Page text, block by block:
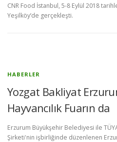
CNR Food İstanbul, 5-8 Eylül 2018
Yeşilköy’de gerçekleşti.
HABERLER
Yozgat Bakliyat
Hayvancılık Fuarın da
Erzurum Büyükşehir Belediyesi ile
Şirketi'nin işbirliğinde düzenlenen